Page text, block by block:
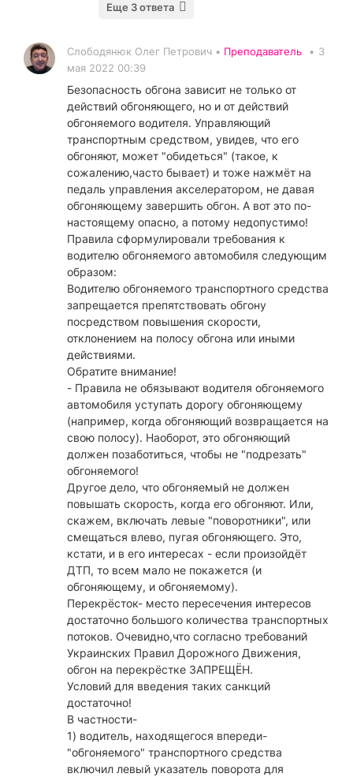
Еще 3 ответа
Слободянюк Олег Петрович • Преподаватель • 3
мая 2022 00:39
Безопасность обгона зависит не только от
действий обгоняющего, но и от действий
обгоняемого водителя. Управляющий
транспортным средством, увидев, что его
обгоняют, может "обидеться" (такое, к
сожалению,часто бывает) и тоже нажмёт на
педаль управления акселератором, не давая
обгоняющему завершить обгон. А вот это по-
настоящему опасно, а потому недопустимо!
Правила сформулировали требования к
водителю обгоняемого автомобиля следующим
образом:
Водителю обгоняемого транспортного средства
запрещается препятствовать обгону
посредством повышения скорости,
отклонением на полосу обгона или иными
действиями.
Обратите внимание!
- Правила не обязывают водителя обгоняемого
автомобиля уступать дорогу обгоняющему
(например, когда обгоняющий возвращается на
свою полосу). Наоборот, это обгоняющий
должен позаботиться, чтобы не "подрезать"
обгоняемого!
Другое дело, что обгоняемый не должен
повышать скорость, когда его обгоняют. Или,
скажем, включать левые "поворотники", или
смещаться влево, пугая обгоняющего. Это,
кстати, и в его интересах - если произойдёт
ДТП, то всем мало не покажется (и
обгоняющему, и обгоняемому).
Перекрёсток- место пересечения интересов
достаточно большого количества транспортных
потоков. Очевидно,что согласно требований
Украинских Правил Дорожного Движения,
обгон на перекрёстке ЗАПРЕЩЁН.
Условий для введения таких санкций
достаточно!
В частности-
1) водитель, находящегося впереди-
"обгоняемого" транспортного средства
включил левый указатель поворота для